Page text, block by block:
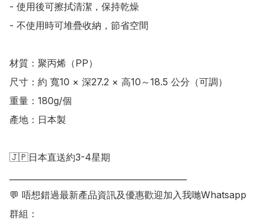
- 使用後可擦拭清潔，保持乾燥
- 不使用時可堆疊收納，節省空間
材質：聚丙烯（PP）
尺寸：約 寬10 × 深27.2 × 高10～18.5 公分（可調）
重量：180g/個
產地：日本製
🇯🇵日本直送約3-4星期
💬 唔想錯過最新產品資訊及優惠歡迎加入我哋Whatsapp
群組：